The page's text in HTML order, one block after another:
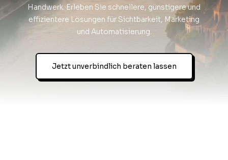
Handwerk. Erleben Sie schnellere, günstigere und
effizientere Lösungen für Sichtbarkeit, Marketing
und Automatisierung.
Jetzt unverbindlich beraten lassen